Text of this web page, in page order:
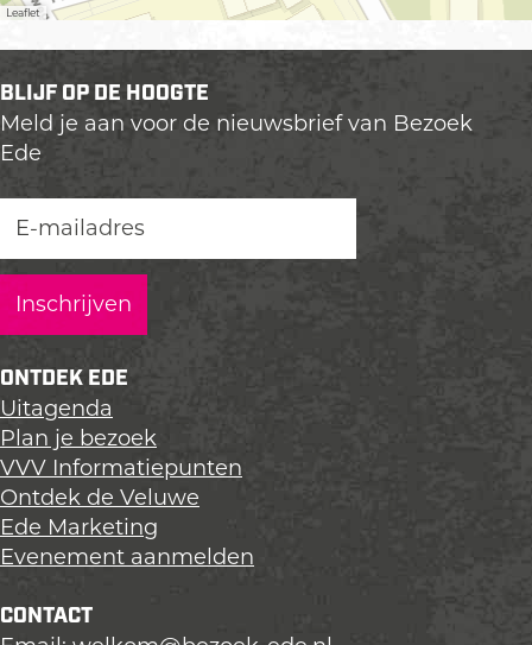
Leaflet
BLIJF OP DE HOOGTE
Meld je aan voor de nieuwsbrief van Bezoek
Ede
ONTDEK EDE
Uitagenda
Plan je bezoek
VVV Informatiepunten
Ontdek de Veluwe
Ede Marketing
Evenement aanmelden
CONTACT